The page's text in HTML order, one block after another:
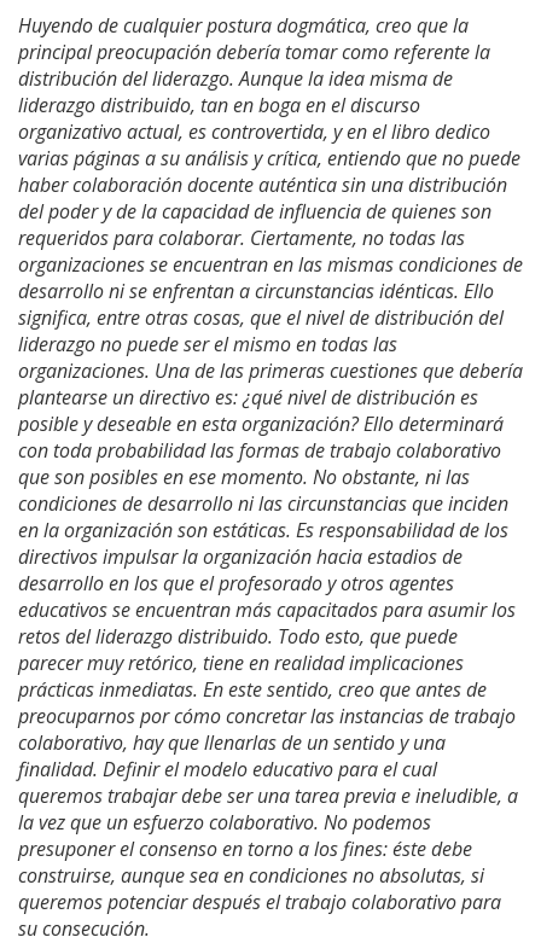
Huyendo de cualquier postura dogmática, creo que la
principal preocupación debería tomar como referente la
distribución del liderazgo. Aunque la idea misma de
liderazgo distribuido, tan en boga en el discurso
organizativo actual, es controvertida, y en el libro dedico
varias páginas a su análisis y crítica, entiendo que no puede
haber colaboración docente auténtica sin una distribución
del poder y de la capacidad de influencia de quienes son
requeridos para colaborar. Ciertamente, no todas las
organizaciones se encuentran en las mismas condiciones de
desarrollo ni se enfrentan a circunstancias idénticas. Ello
significa, entre otras cosas, que el nivel de distribución del
liderazgo no puede ser el mismo en todas las
organizaciones. Una de las primeras cuestiones que debería
plantearse un directivo es: ¿qué nivel de distribución es
posible y deseable en esta organización? Ello determinará
con toda probabilidad las formas de trabajo colaborativo
que son posibles en ese momento. No obstante, ni las
condiciones de desarrollo ni las circunstancias que inciden
en la organización son estáticas. Es responsabilidad de los
directivos impulsar la organización hacia estadios de
desarrollo en los que el profesorado y otros agentes
educativos se encuentran más capacitados para asumir los
retos del liderazgo distribuido. Todo esto, que puede
parecer muy retórico, tiene en realidad implicaciones
prácticas inmediatas. En este sentido, creo que antes de
preocuparnos por cómo concretar las instancias de trabajo
colaborativo, hay que llenarlas de un sentido y una
finalidad. Definir el modelo educativo para el cual
queremos trabajar debe ser una tarea previa e ineludible, a
la vez que un esfuerzo colaborativo. No podemos
presuponer el consenso en torno a los fines: éste debe
construirse, aunque sea en condiciones no absolutas, si
queremos potenciar después el trabajo colaborativo para
su consecución.